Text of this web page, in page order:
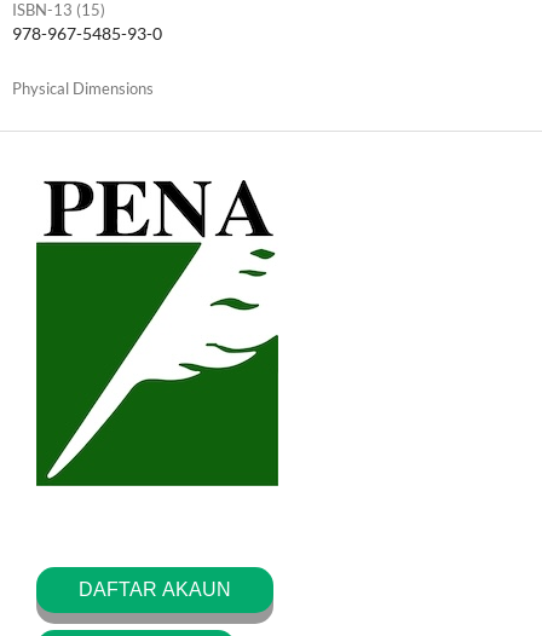
ISBN-13 (15)
978-967-5485-93-0
Physical Dimensions
DAFTAR AKAUN